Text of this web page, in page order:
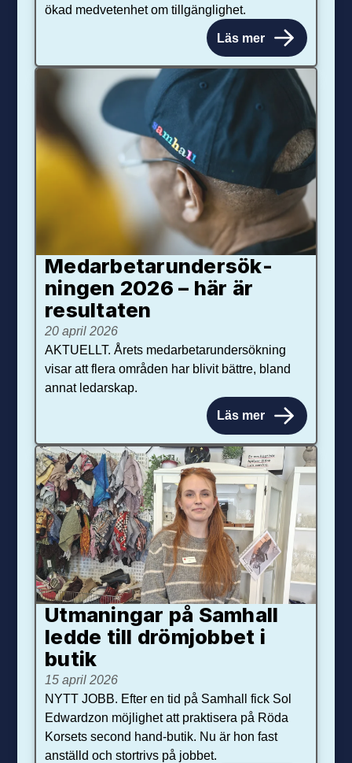
ökad medvetenhet om tillgänglighet.
Läs mer
Medarbetar­under­sök­
ningen 2026 – här är
resultaten
20 april 2026
AKTUELLT. Årets medarbetarundersökning
visar att flera områden har blivit bättre, bland
annat ledarskap.
Läs mer
Utmaningar på Sam­hall
ledde till dröm­jobbet i
butik
15 april 2026
NYTT JOBB. Efter en tid på Samhall fick Sol
Edwardzon möjlighet att praktisera på Röda
Korsets second hand-butik. Nu är hon fast
anställd och stortrivs på jobbet.